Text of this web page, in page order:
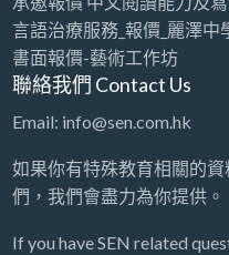
言語治療服務_報價_麗澤中
書面報價-藝術工作坊
聯絡我們 Contact Us
Email: info@sen.com.hk
如果你有特殊教育相關的
們，我們會盡力為你提供。
If you have SEN related